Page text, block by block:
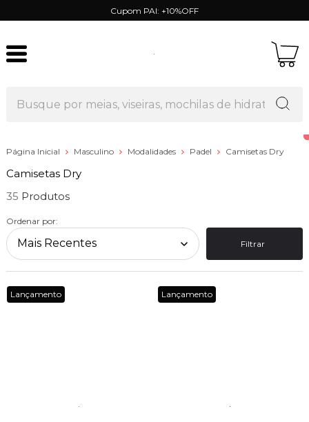
Cupom PAI: +10%OFF
Página Inicial Masculino Modalidades Padel Camisetas Dry
Camisetas Dry
35
Ordenar por:
Filtrar
Lançamento Lançamento